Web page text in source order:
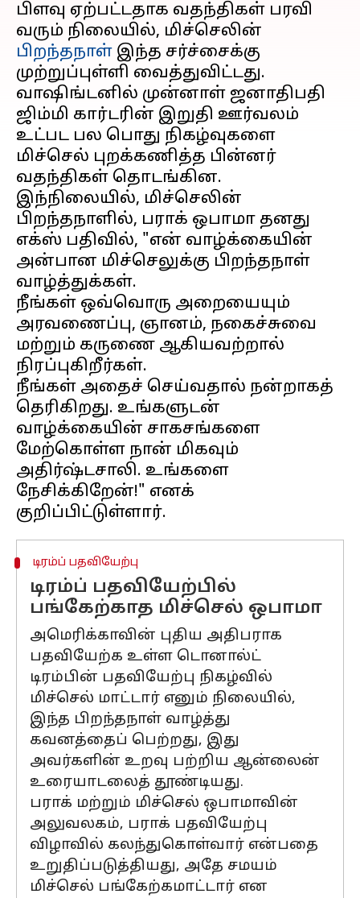
பிளவு ஏற்பட்டதாக வதந்திகள் பரவி
வரும் நிலையில், மிச்செலின்
பிறந்தநாள் இந்த சர்ச்சைக்கு
முற்றுப்புள்ளி வைத்துவிட்டது.
வாஷிங்டனில் முன்னாள் ஜனாதிபதி
ஜிம்மி கார்டரின் இறுதி ஊர்வலம்
உட்பட பல பொது நிகழ்வுகளை
மிச்செல் புறக்கணித்த பின்னர்
வதந்திகள் தொடங்கின.
இந்நிலையில், மிச்செலின்
பிறந்தநாளில், பராக் ஒபாமா தனது
எக்ஸ் பதிவில், "என் வாழ்க்கையின்
அன்பான மிச்செலுக்கு பிறந்தநாள்
வாழ்த்துக்கள்.
நீங்கள் ஒவ்வொரு அறையையும்
அரவணைப்பு, ஞானம், நகைச்சுவை
மற்றும் கருணை ஆகியவற்றால்
நிரப்புகிறீர்கள்.
நீங்கள் அதைச் செய்வதால் நன்றாகத்
தெரிகிறது. உங்களுடன்
வாழ்க்கையின் சாகசங்களை
மேற்கொள்ள நான் மிகவும்
அதிர்ஷ்டசாலி. உங்களை
நேசிக்கிறேன்!" எனக்
டிரம்ப் பதவியேற்பு
டிரம்ப் பதவியேற்பில்
பங்கேற்காத மிச்செல் ஒபாமா
அமெரிக்காவின் புதிய அதிபராக
பதவியேற்க உள்ள டொனால்ட்
டிரம்பின் பதவியேற்பு நிகழ்வில்
மிச்செல் மாட்டார் எனும் நிலையில்,
இந்த பிறந்தநாள் வாழ்த்து
கவனத்தைப் பெற்றது, இது
அவர்களின் உறவு பற்றிய ஆன்லைன்
உரையாடலைத் தூண்டியது.
பராக் மற்றும் மிச்செல் ஒபாமாவின்
அலுவலகம், பராக் பதவியேற்பு
விழாவில் கலந்துகொள்வார் என்பதை
உறுதிப்படுத்தியது, அதே சமயம்
மிச்செல் பங்கேற்கமாட்டார் என